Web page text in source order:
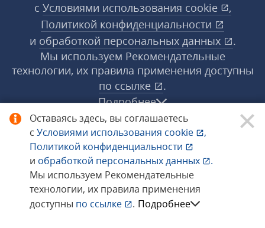
Оставаясь здесь, вы соглашаетесь
с Условиями использования cookie
,
Политикой конфиденциальности
и обработкой персональных данных
.
Мы используем Рекомендательные
технологии, их правила применения
доступны по ссылке . Подробнее
с Условиями использования cookie
,
Политикой конфиденциальности
и обработкой персональных данных
.
Мы используем Рекомендательные
технологии, их правила применения доступны
по ссылке
.
Подробнее
© 1998−2026 «1С‑Рарус» ®. Все права
защищены.
Сообщить об ошибке